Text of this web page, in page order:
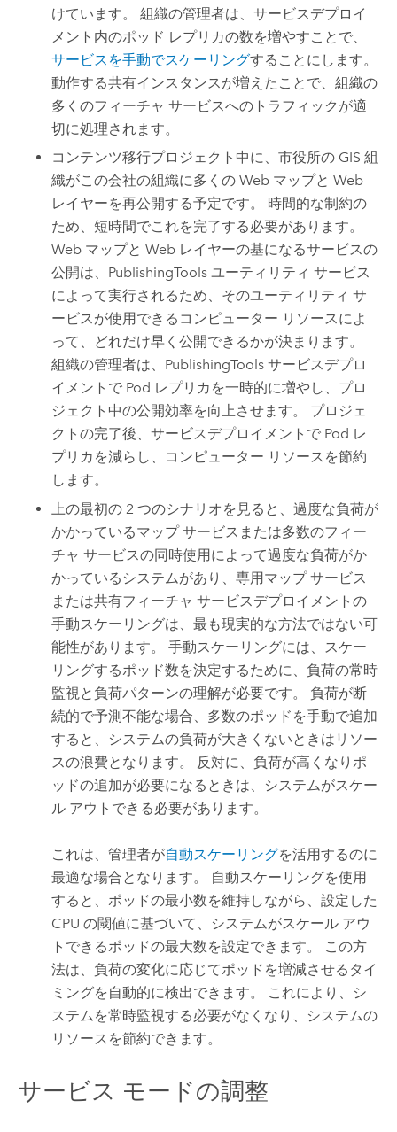
けています。 組織の管理者は、サービスデプロイ
メント内のポッド レプリカの数を増やすことで、
サービスを手動でスケーリングすることにします。
動作する共有インスタンスが増えたことで、組織の
多くのフィーチャ サービスへのトラフィックが適
切に処理されます。
コンテンツ移行プロジェクト中に、市役所の GIS 組
織がこの会社の組織に多くの Web マップと Web
レイヤーを再公開する予定です。 時間的な制約の
ため、短時間でこれを完了する必要があります。
Web マップと Web レイヤーの基になるサービスの
公開は、PublishingTools ユーティリティ サービス
によって実行されるため、そのユーティリティ サ
ービスが使用できるコンピューター リソースによ
って、どれだけ早く公開できるかが決まります。
組織の管理者は、PublishingTools サービスデプロ
イメントで Pod レプリカを一時的に増やし、プロ
ジェクト中の公開効率を向上させます。 プロジェ
クトの完了後、サービスデプロイメントで Pod レ
プリカを減らし、コンピューター リソースを節約
します。
上の最初の 2 つのシナリオを見ると、過度な負荷が
かかっているマップ サービスまたは多数のフィー
チャ サービスの同時使用によって過度な負荷がか
かっているシステムがあり、専用マップ サービス
または共有フィーチャ サービスデプロイメントの
手動スケーリングは、最も現実的な方法ではない可
能性があります。 手動スケーリングには、スケー
リングするポッド数を決定するために、負荷の常時
監視と負荷パターンの理解が必要です。 負荷が断
続的で予測不能な場合、多数のポッドを手動で追加
すると、システムの負荷が大きくないときはリソー
スの浪費となります。 反対に、負荷が高くなりポ
ッドの追加が必要になるときは、システムがスケー
ル アウトできる必要があります。
これは、管理者が自動スケーリングを活用するのに
最適な場合となります。 自動スケーリングを使用
すると、ポッドの最小数を維持しながら、設定した
CPU の閾値に基づいて、システムがスケール アウ
トできるポッドの最大数を設定できます。 この方
法は、負荷の変化に応じてポッドを増減させるタイ
ミングを自動的に検出できます。 これにより、シ
ステムを常時監視する必要がなくなり、システムの
リソースを節約できます。
サービス モードの調整